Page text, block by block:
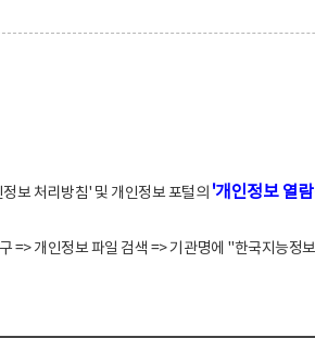
보 처리방침' 및 개인정보 포털의 '개인정보 열
개인정보 파일 검색 => 기관명에 "한국지능정